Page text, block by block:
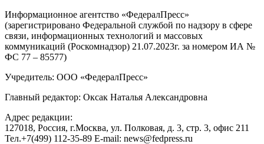
Информационное агентство «ФедералПресс»
(зарегистрировано Федеральной службой по надзору в сфере
связи, информационных технологий и массовых
коммуникаций (Роскомнадзор) 21.07.2023г. за номером ИА №
ФС 77 – 85577)
Учредитель: ООО «ФедералПресс»
Главный редактор: Оксак Наталья Александровна
Адрес редакции:
127018, Россия, г.Москва, ул. Полковая, д. 3, стр. 3, офис 211
Тел.+7(499) 112-35-89 E-mail: news@fedpress.ru